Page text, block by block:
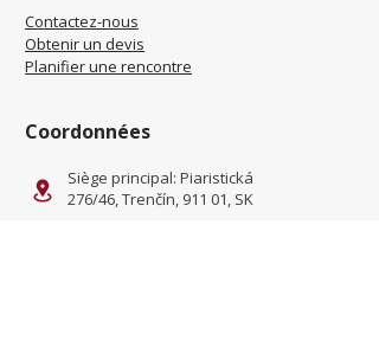
Contactez-nous
Obtenir un devis
Planifier une rencontre
Coordonnées
Siège principal: Piaristická
276/46, Trenčín, 911 01, SK